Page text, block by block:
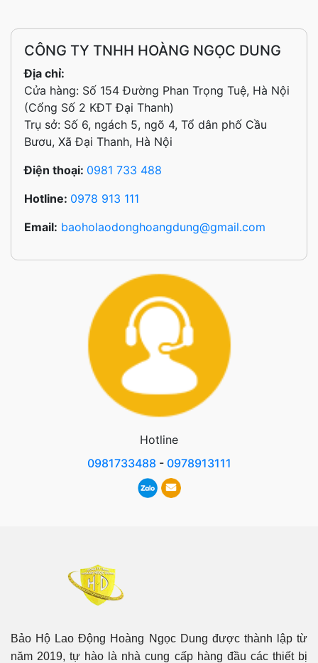
CÔNG TY TNHH HOÀNG NGỌC DUNG
Địa chỉ:
Cửa hàng: Số 154 Đường Phan Trọng Tuệ, Hà Nội
(Cổng Số 2 KĐT Đại Thanh)
Trụ sở: Số 6, ngách 5, ngõ 4, Tổ dân phố Cầu
Bươu, Xã Đại Thanh, Hà Nội
Điện thoại: 0981 733 488
Hotline: 0978 913 111
Email: baoholaodonghoangdung@gmail.com
Hotline
0981733488- 0978913111
Bảo Hộ Lao Động Hoàng Ngọc Dung được thành lập từ
năm 2019, tự hào là nhà cung cấp hàng đầu các thiết bị